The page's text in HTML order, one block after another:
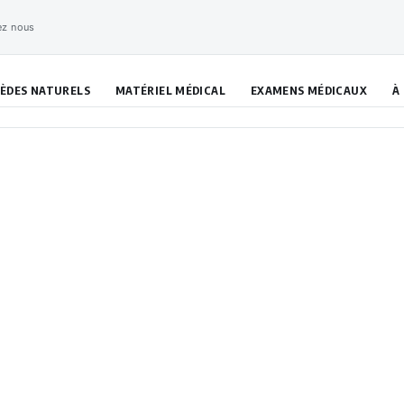
nous
NATURELS MATÉRIEL MÉDICAL EXAMENS MÉDICAUX À